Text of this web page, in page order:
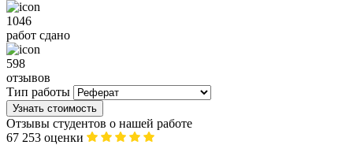
1046
работ сдано
598
отзывов
Тип работы
Узнать стоимость
Отзывы студентов о нашей работе
67 253 оценки